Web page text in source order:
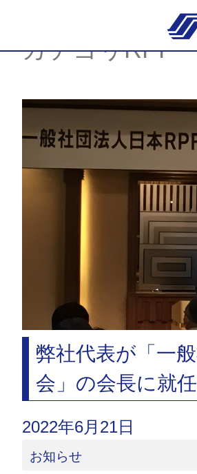
カテゴリRPF
弊社代表が「一
会」の会長に就
2022年6月21日
お知らせ